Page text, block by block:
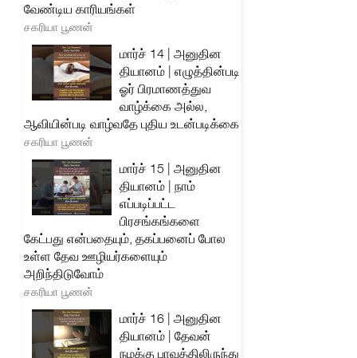
வேண்டிய காரியங்கள்
சகரியா பூணன்
மார்ச் 14 | அனுதின
தியானம் | எழுத்தின்படி
ஓர் பிரமாணத்துவ
வாழ்க்கை அல்ல,
ஆவியின்படி வாழ்வதே புதிய உடன்படிக்கை
சகரியா பூணன்
மார்ச் 15 | அனுதின
தியானம் | நாம்
எப்படிப்பட்ட
பிரசங்கங்களை
கேட்பது என்பதையும், தகப்பனைப் போல
உள்ள தேவ ஊழியர்களையும்
அறிந்திடுவோம்
சகரியா பூணன்
மார்ச் 16 | அனுதின
தியானம் | தேவன்
நமக்கு பாவத்திலிருந்து